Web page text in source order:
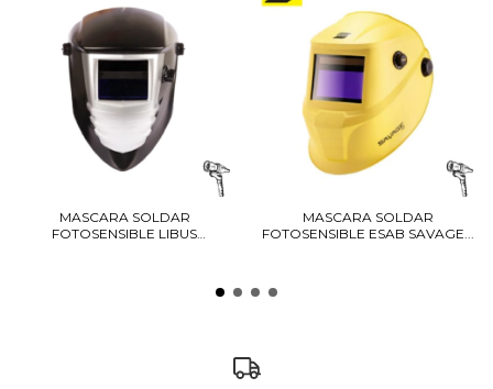
MASCARA SOLDAR
FOTOSENSIBLE LIBUS
MASCARA SOLDAR
FOTOSENSIBLE ESAB SAVAGE...